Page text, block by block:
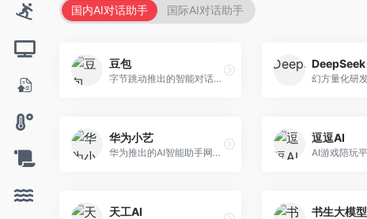
国内AI对话助手 国际AI对话助手
豆包
字节跳动推出的智能对话助手平台，提供文本创作、知识问答、英语学习等多种AI服务。面向普通用户和内容创作者，支持多轮对话和文件解析，免费使用，响应速度快，中文理解能力强。
DeepSeek
华为小艺
华为推出的AI智能助手网页端，深度整合鸿蒙生态和华为云服务。面向华为设备用户，支持语音交互、智能问答、设备控制等功能，与华为硬件生态无缝衔接。
逗逗AI
天工AI 书生大模型